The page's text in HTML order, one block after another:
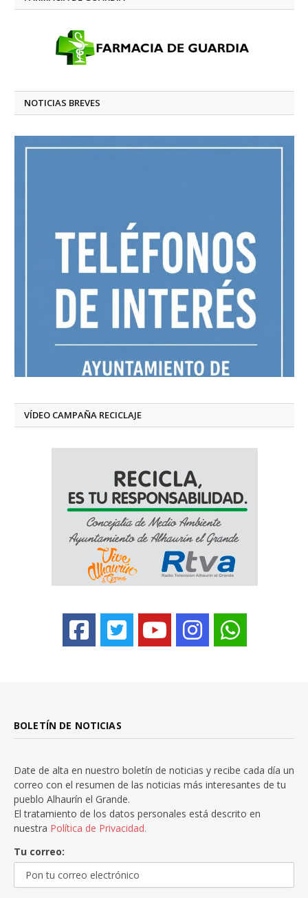
NOTICIAS BREVES
VÍDEO CAMPAÑA RECICLAJE
BOLETÍN DE NOTICIAS
Date de alta en nuestro boletín de noticias y recibe cada día un
correo con el resumen de las noticias más interesantes de tu
pueblo Alhaurín el Grande.
El tratamiento de los datos personales está descrito en
nuestra Política de Privacidad.
Tu correo: